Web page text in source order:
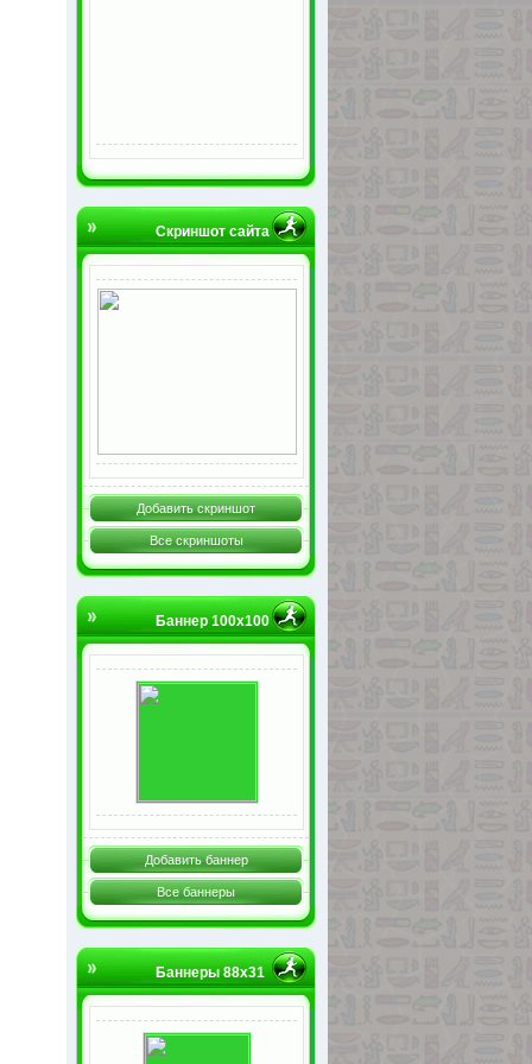
Скриншот сайта
Добавить скриншот
Все скриншоты
Баннер 100х100
Добавить баннер
Все баннеры
Баннеры 88х31